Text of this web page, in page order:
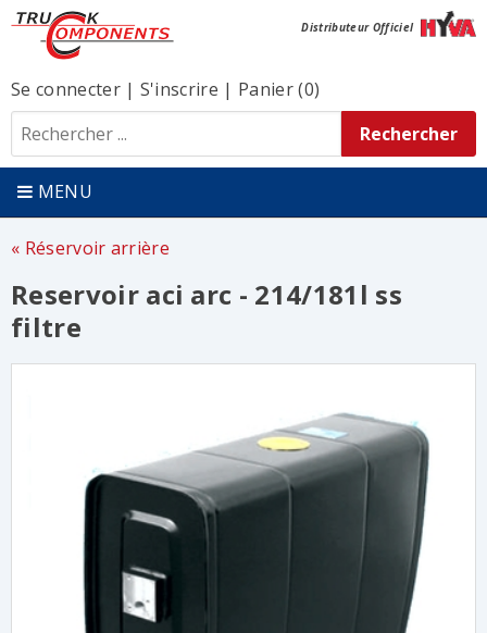
Distributeur Officiel
Se connecter| S'inscrire | Panier (0)
MENU
Réservoir arrière
Reservoir aci arc - 214/181l ss
filtre